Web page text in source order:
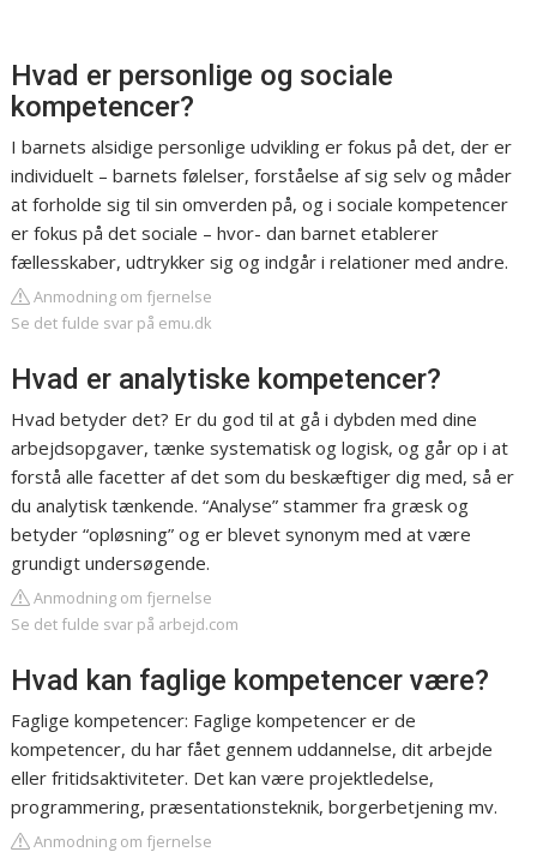
Hvad er personlige og sociale
kompetencer?
I barnets alsidige personlige udvikling er fokus på det, der er
individuelt – barnets følelser, forståelse af sig selv og måder
at forholde sig til sin omverden på, og i sociale kompetencer
er fokus på det sociale – hvor- dan barnet etablerer
fællesskaber, udtrykker sig og indgår i relationer med andre.
Anmodning om fjernelse
Se det fulde svar på emu.dk
Hvad er analytiske kompetencer?
Hvad betyder det? Er du god til at gå i dybden med dine
arbejdsopgaver, tænke systematisk og logisk, og går op i at
forstå alle facetter af det som du beskæftiger dig med, så er
du analytisk tænkende. “Analyse” stammer fra græsk og
betyder “opløsning” og er blevet synonym med at være
grundigt undersøgende.
Anmodning om fjernelse
Se det fulde svar på arbejd.com
Hvad kan faglige kompetencer være?
Faglige kompetencer: Faglige kompetencer er de
kompetencer, du har fået gennem uddannelse, dit arbejde
eller fritidsaktiviteter. Det kan være projektledelse,
programmering, præsentationsteknik, borgerbetjening mv.
Anmodning om fjernelse